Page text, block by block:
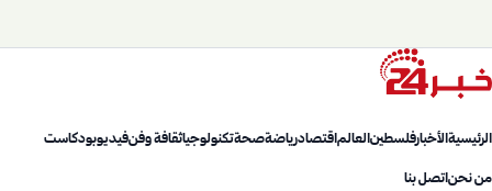
الرئيسيةالأخبارفلسطينالعالماقتصادرياضةصحةتكنولوجياثقافة وفنفيديوبودكاست
من نحناتصل بنا